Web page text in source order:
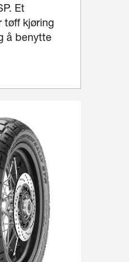
Et
tøff kjøring
å benytte